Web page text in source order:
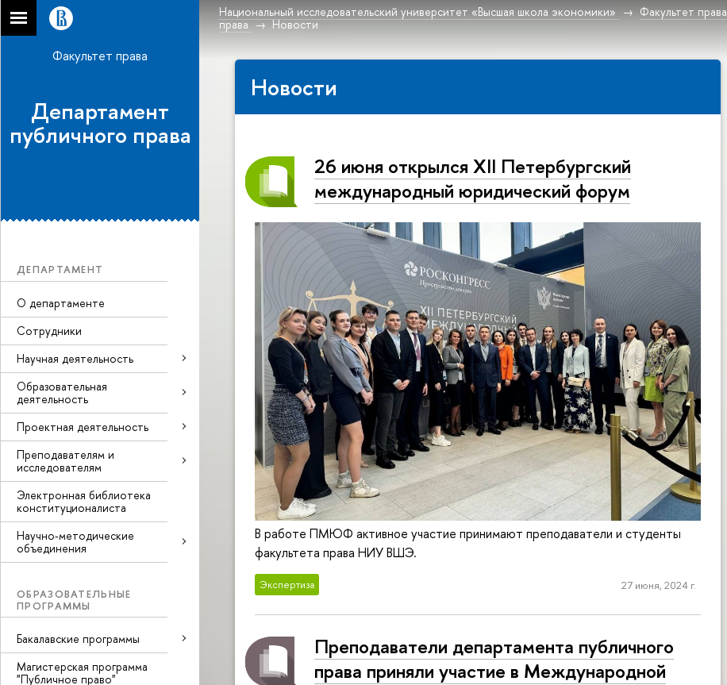
Национальный исследовательский университет «Высшая школа экономики» Факультет права
права
Новости
Факультет права
Департамент
публичного права
ДЕПАРТАМЕНТ
О департаменте
Сотрудники
Научная деятельность
Образовательная
деятельность
Проектная деятельность
Преподавателям и
исследователям
Электронная библиотека
конституционалиста
Научно-методические
объединения
ОБРАЗОВАТЕЛЬНЫЕ
ПРОГРАММЫ
Бакалавские программы
Магистерская программа
"Публичное право"
Новости
26 июня открылся ХII Петербургский
международный юридический форум
В работе ПМЮФ активное участие принимают преподаватели и студенты
факультета права НИУ ВШЭ.
Экспертиза 27 июня, 2024 г.
Преподаватели департамента публичного
права приняли участие в Международной